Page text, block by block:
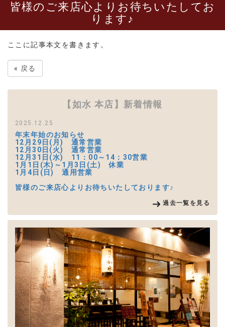
皆様のご来店心よりお待ちいたしてお
ります♪
ここに記事本文を書きます。
« 戻る
【如水 本店】新着情報
2025.12.25
年末年始のお知らせ
12月29日(月) 通常営業
12月30日(火) 通常営業
12月31日(水) 11：00～14：30営業
1月1日(木)～1月3日(土) 休業
1月4日(日) 通用営業
皆様のご来店心よりお待ちいたしております♪
過去一覧を見る